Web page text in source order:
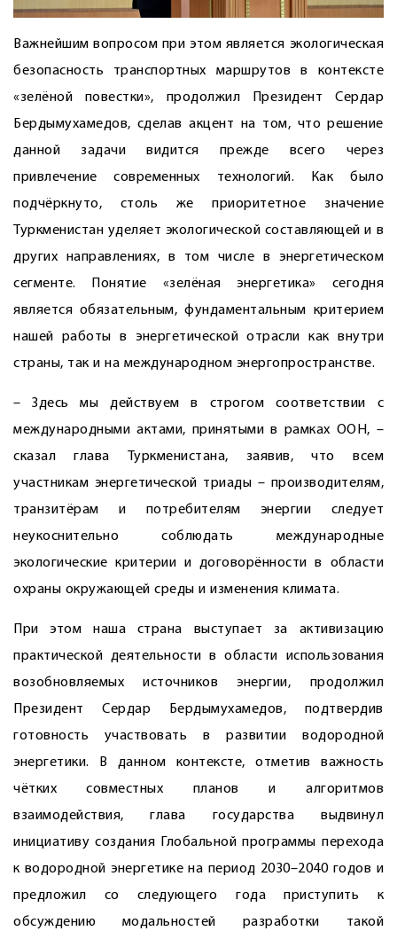
Важнейшим вопросом при этом является экологическая
безопасность транспортных маршрутов в контексте
«зелёной повестки», продолжил Президент Сердар
Бердымухамедов, сделав акцент на том, что решение
данной задачи видится прежде всего через
привлечение современных технологий. Как было
подчёркнуто, столь же приоритетное значение
Туркменистан уделяет экологической составляющей и в
других направлениях, в том числе в энергетическом
сегменте. Понятие «зелёная энергетика» сегодня
является обязательным, фундаментальным критерием
нашей работы в энергетической отрасли как внутри
страны, так и на международном энергопространстве.
– Здесь мы действуем в строгом соответствии с
международными актами, принятыми в рамках ООН, –
сказал глава Туркменистана, заявив, что всем
участникам энергетической триады – производителям,
транзитёрам и потребителям энергии следует
неукоснительно соблюдать международные
экологические критерии и договорённости в области
охраны окружающей среды и изменения климата.
При этом наша страна выступает за активизацию
практической деятельности в области использования
возобновляемых источников энергии, продолжил
Президент Сердар Бердымухамедов, подтвердив
готовность участвовать в развитии водородной
энергетики. В данном контексте, отметив важность
чётких совместных планов и алгоритмов
взаимодействия, глава государства выдвинул
инициативу создания Глобальной программы перехода
к водородной энергетике на период 2030–2040 годов и
предложил со следующего года приступить к
обсуждению модальностей разработки такой